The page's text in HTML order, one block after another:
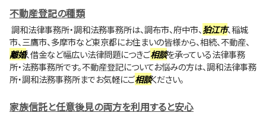
不動産登記の種類
調和法律事務所・調和法務事務所は、調布市、府中市、狛江市、稲城
市、三鷹市、多摩市など東京都にお住まいの皆様から、相続、不動産、
離婚、借金など幅広い法律問題につきご相談を承っている法律事務
所・法務事務所です。不動産登記についてお悩みの方は、調和法律事務
所・調和法務事務所までお気軽にご相談ください。
家族信託と任意後見の両方を利用すると安心